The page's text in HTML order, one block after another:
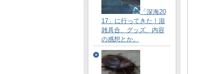
「深海20
17」に行ってきた！混
雑具合、グッズ、内容
の感想とか。